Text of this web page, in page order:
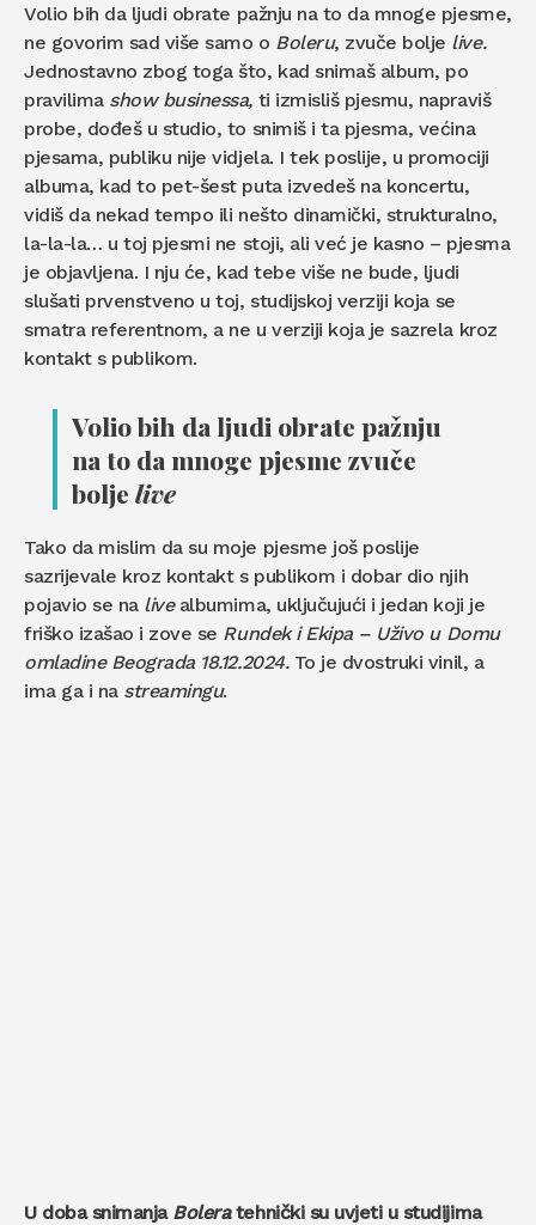
Volio bih da ljudi obrate pažnju na to da mnoge pjesme,
ne govorim sad više samo o Boleru, zvuče bolje live.
Jednostavno zbog toga što, kad snimaš album, po
pravilima show businessa, ti izmisliš pjesmu, napraviš
probe, dođeš u studio, to snimiš i ta pjesma, većina
pjesama, publiku nije vidjela. I tek poslije, u promociji
albuma, kad to pet-šest puta izvedeš na koncertu,
vidiš da nekad tempo ili nešto dinamički, strukturalno,
la-la-la… u toj pjesmi ne stoji, ali već je kasno – pjesma
je objavljena. I nju će, kad tebe više ne bude, ljudi
slušati prvenstveno u toj, studijskoj verziji koja se
smatra referentnom, a ne u verziji koja je sazrela kroz
kontakt s publikom.
Volio bih da ljudi obrate pažnju
na to da mnoge pjesme zvuče
bolje live
Tako da mislim da su moje pjesme još poslije
sazrijevale kroz kontakt s publikom i dobar dio njih
pojavio se na livealbumima, uključujući i jedan koji je
friško izašao i zove se Rundek i Ekipa – Uživo u Domu
omladine Beograda 18.12.2024.To je dvostruki vinil, a
ima ga i na streamingu.
U doba snimanja Boleratehnički su uvjeti u studijima